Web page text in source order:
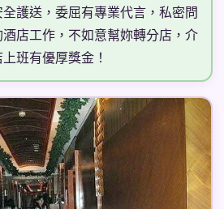
護送，委屈有專業代言，私密問
店工作，不如意幫妳轉分店，介
班有優厚獎金！